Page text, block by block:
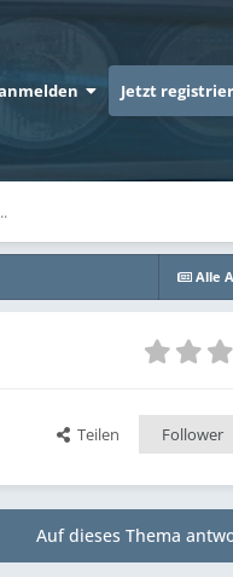
Jetzt
Alle
Teilen Follower
Auf dieses Thema